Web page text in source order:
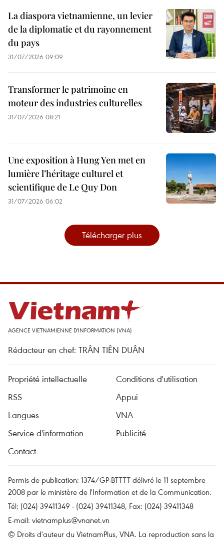
La diaspora vietnamienne, un levier
de la diplomatie et du rayonnement
du pays
31/07/2026 09:09
Transformer le patrimoine en
moteur des industries culturelles
31/07/2026 08:21
Une exposition à Hung Yen met en
lumière l’héritage culturel et
scientifique de Le Quy Don
31/07/2026 06:02
Télécharger plus
AGENCE VIETNAMIENNE D'INFORMATION (VNA)
Rédacteur en chef: TRÂN TIÊN DUÂN
Propriété intellectuelle
Conditions d'utilisation
RSS
Appui
Langues
VNA
Service d'information
Publicité
Contact
Permis de publication: 1374/GP-BTTTT délivré le 11 septembre
2008 par le ministère de l'Information et de la Communication.
Tél: (024) 39411349 - (024) 39411348, Fax: (024) 39411348
E-mail: vietnamplus@vnanet.vn
© Droits d'auteur du VietnamPlus, VNA. La reproduction sans la